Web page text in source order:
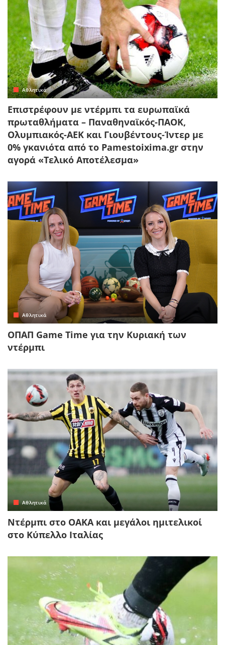
Αθλητικά
Επιστρέφουν με ντέρμπι τα ευρωπαϊκά
πρωταθλήματα – Παναθηναϊκός-ΠΑΟΚ,
Ολυμπιακός-ΑΕΚ και Γιουβέντους-Ίντερ με
0% γκανιότα από το Pamestoixima.gr στην
αγορά «Τελικό Αποτέλεσμα»
Αθλητικά
ΟΠΑΠ Game Time για την Κυριακή των
ντέρμπι
Αθλητικά
Ντέρμπι στο ΟΑΚΑ και μεγάλοι ημιτελικοί
στο Κύπελλο Ιταλίας